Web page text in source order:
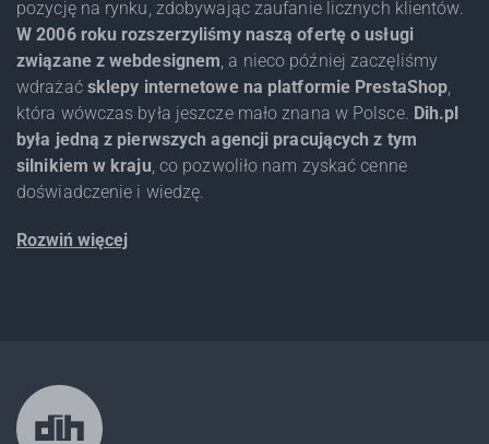
pozycję na rynku, zdobywając zaufanie licznych klientów.
W 2006 roku rozszerzyliśmy naszą ofertę o usługi
związane z webdesignem , a nieco później zaczęliśmy
wdrażać sklepy internetowe na platformie PrestaShop
która wówczas była jeszcze mało znana w Polsce. Dih.pl
była jedną z pierwszych agencji pracujących z tym
silnikiem w kraju , co pozwoliło nam zyskać cenne
doświadczenie i wiedzę.
Rozwiń więcej